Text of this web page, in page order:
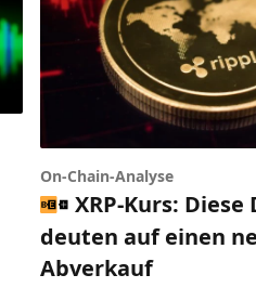
On-Chain-Analyse
XRP-Kurs: Diese
deuten auf einen
Abverkauf